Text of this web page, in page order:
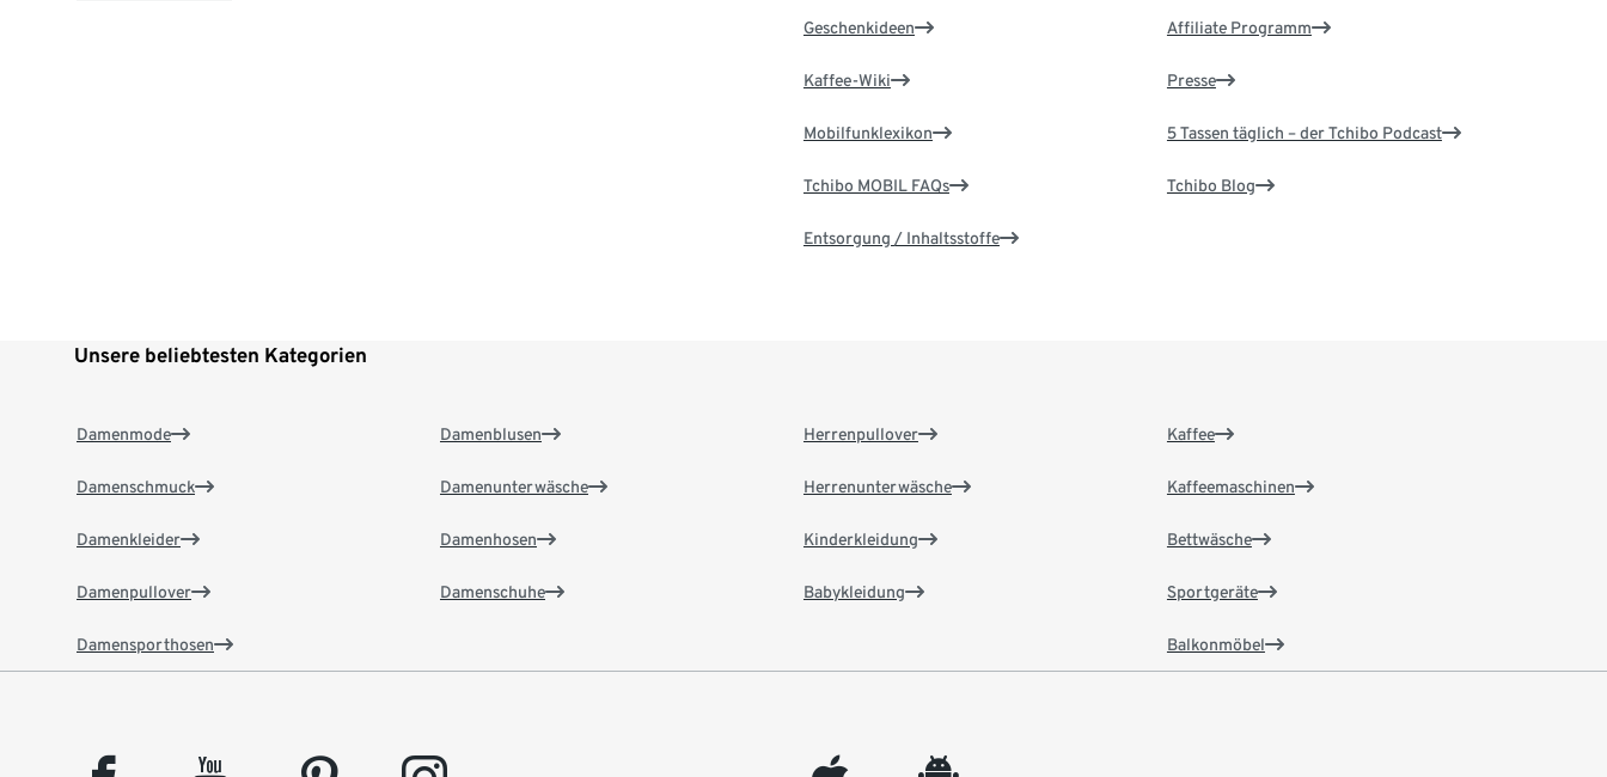
Geschenkideen
Kaffee-Wiki
Mobilfunklexikon
Tchibo MOBIL FAQs
Entsorgung / Inhaltsstoffe
Affiliate Programm
Presse
5 Tassen täglich – der Tchibo Podcast
Tchibo Blog
Unsere beliebtesten Kategorien
Damenmode
Damenschmuck
Damenkleider
Damenpullover
Damensporthosen
Damenblusen
Damenunterwäsche
Damenhosen
Damenschuhe
Herrenpullover
Herrenunterwäsche
Kinderkleidung
Babykleidung
Kaffee
Kaffeemaschinen
Bettwäsche
Sportgeräte
Balkonmöbel